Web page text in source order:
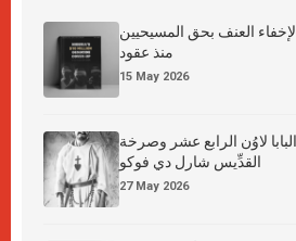
العنف بحق المسيحيين
منذ عقود
15 May 2026
البابا لاوُن الرابع عشر وصرخة
القدِّيس شارل دي فوكو
27 May 2026